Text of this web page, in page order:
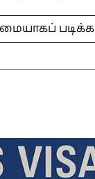
படிக்க